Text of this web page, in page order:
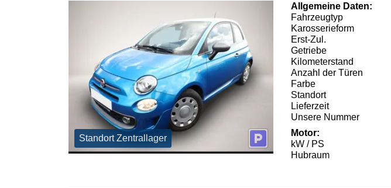
Standort Zentrallager
Allgemeine Daten:
Fahrzeugtyp
Karosserieform
Erst-Zul.
Getriebe
Kilometerstand
Anzahl der Türen
Farbe
Standort
Lieferzeit
Unsere Nummer
Motor:
kW / PS
Hubraum